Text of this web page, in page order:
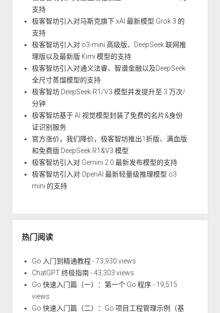
支持
极客智坊引入对马斯克旗下 xAI 最新模型 Grok 3 的
支持
极客智坊引入对 o3-mini 高级版、DeepSeek 联网推
理版以及最新版 Kimi 模型的支持
极客智坊引入对通义法睿、智谱金融以及DeepSeek
全尺寸蒸馏模型的支持
极客智坊 DeepSeek-R1/V3 模型并发提升至 3 万次/
分钟
极客智坊基于 AI 视觉模型封装了免费的名片&身份
证识别服务
官方涨价，我们降价，极客智坊推出1折版、满血版
和免费版 DeepSeek R1&V3 模型
极客智坊引入对 Gemini 2.0 最新发布模型的支持
极客智坊引入对 OpenAI 最新轻量级推理模型 o3
mini 的支持
热门阅读
Go 入门到精通教程- 73,930 views
ChatGPT 终极指南- 43,303 views
Go 快速入门篇（一）：第一个 Go 程序- 19,515
views
Go 快速入门篇（二）：Go 项目工程管理示例（基